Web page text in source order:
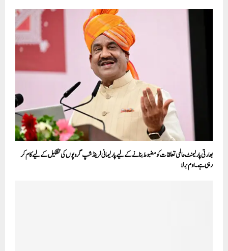
بھارتی پارلیمنٹ عالمی تعلقات کو مضبوط بنانے کے لیے پارلیمانی فرینڈشپ گروپوں کی تشکیل کے لیے کام کر
رہی ہے۔ اوم برلا